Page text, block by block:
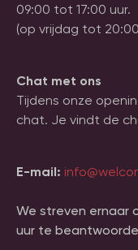
09:00 tot 17:00 uur.
(op vrijdag tot
Chat met ons
Tijdens onze
chat. Je vindt de
E-mail:
We streven ernaar
uur te